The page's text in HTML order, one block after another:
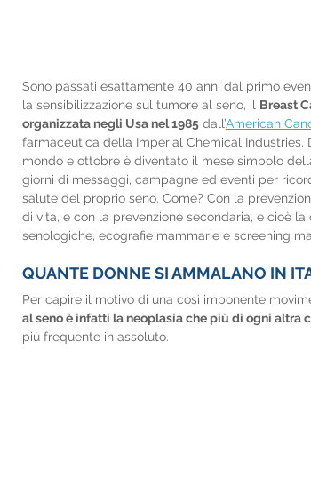
Sono passati esattamente 40 anni dal primo
la sensibilizzazione sul tumore al seno, il Breast
organizzata negli Usa nel 1985 dall’American
farmaceutica della Imperial Chemical Industries.
mondo e ottobre è diventato il mese simbolo
giorni di messaggi, campagne ed eventi per
salute del proprio seno. Come? Con la
di vita, e con la prevenzione secondaria, e cioè
senologiche, ecografie mammarie e screening
QUANTE DONNE SI AMMALANO IN
Per capire il motivo di una così imponente
al seno è infatti la neoplasia che più di ogni altra
più frequente in assoluto.